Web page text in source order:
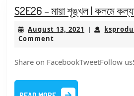
S2E26 – মায়া শৃঙ্খল | কলমে
August 13, 2021 August
|
Comment
Share on FacebookTweetFollow
READ